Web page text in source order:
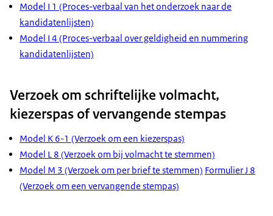
Model I 1 (Proces-verbaal van het onderzoek naar de
kandidatenlijsten)
Model I 4 (Proces-verbaal over geldigheid en nummering
kandidatenlijsten)
Verzoek om schriftelijke volmacht,
kiezerspas of vervangende stempas
Model K 6-1 (Verzoek om een kiezerspas)
Model L 8 (Verzoek om bij volmacht te stemmen)
Model M 3 (Verzoek om per brief te stemmen) Formulier J 8
(Verzoek om een vervangende stempas)